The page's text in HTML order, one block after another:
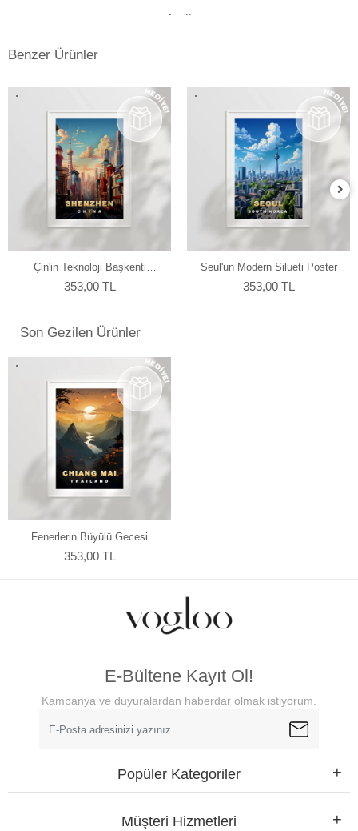
istenilen baskı sonuçların alınmasında en önemli konu, ekran renk
kalibrasyonunun tam ve doğru bir şekilde yapılmış olmasına
bağlıdır. Bu da profesyonel monitör kullanımını gerektirmektedir.
Kullanmış olduğumuz Eizo monitörlerde düzenli aralıklarla renk
kalibrasyonu yapılmakta ve ekrandaki fotoğraf renkleri baskıda en
doğru şekilde çıkmaktadır. Ayrıca kullandığımız tüm kağıtlarımız için
en hassas ve eşsiz renk profillerini atölyemizde kendimiz
yapmaktayız.
Benzer Ürünler
Çin'in Teknoloji Başkenti
Shenzhen Poster
353,00 TL
Seul'un Modern Silueti Poster
353,00 TL
Son Gezilen Ürünler
Fenerlerin Büyülü Gecesi
Poster
353,00 TL
E-Bültene Kayıt Ol!
Kampanya ve duyuralardan haberdar olmak istiyorum.
Popüler Kategoriler
Müşteri Hizmetleri